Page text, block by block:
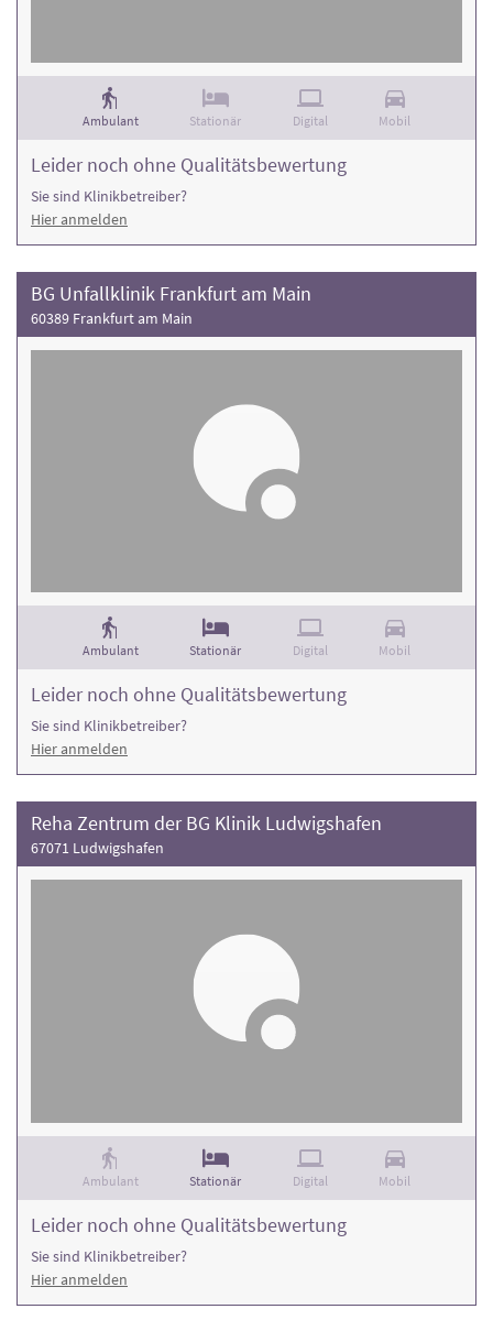
Ambulant Stationär Digital Mobil
Leider noch ohne Qualitätsbewertung
Sie sind Klinikbetreiber?
Hier anmelden
BG Unfallklinik Frankfurt am Main
60389 Frankfurt am Main
Ambulant Stationär Digital Mobil
Leider noch ohne Qualitätsbewertung
Sie sind Klinikbetreiber?
Hier anmelden
Reha Zentrum der BG Klinik Ludwigshafen
67071 Ludwigshafen
Ambulant Stationär Digital Mobil
Leider noch ohne Qualitätsbewertung
Sie sind Klinikbetreiber?
Hier anmelden